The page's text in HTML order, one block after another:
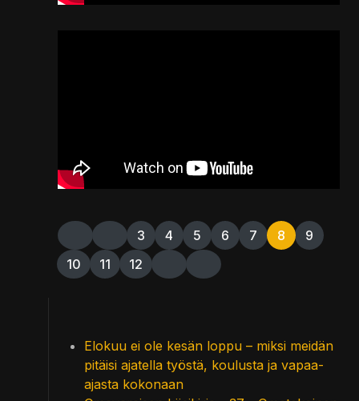
3 4 5 6 7 8
9
10
11 12
Elokuu ei ole kesän loppu – miksi meidän
pitäisi ajatella työstä, koulusta ja vapaa-
ajasta kokonaan